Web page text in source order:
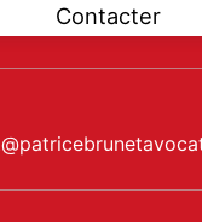
Contacter
@